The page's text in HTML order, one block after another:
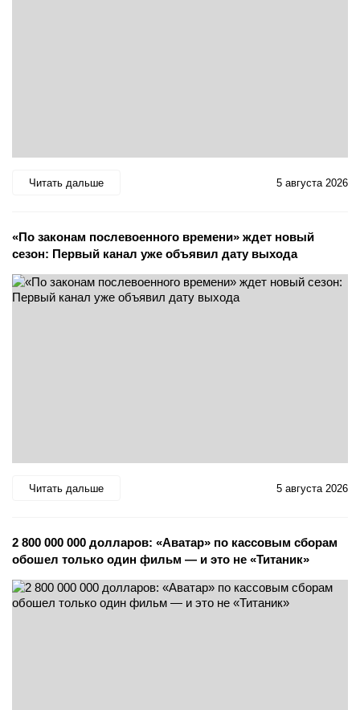
Читать дальше 5 августа 2026
«По законам послевоенного времени» ждет новый
сезон: Первый канал уже объявил дату выхода
Читать дальше 5 августа 2026
2 800 000 000 долларов: «Аватар» по кассовым сборам
обошел только один фильм — и это не «Титаник»